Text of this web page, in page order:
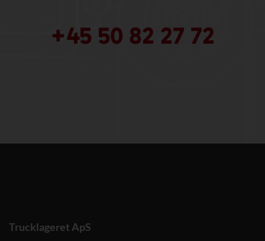
+45 50 82 27 72
Trucklageret ApS